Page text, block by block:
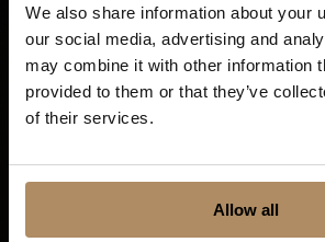
We also share information about your
our social media, advertising and
may combine it with other information
provided to them or that they’ve
of their services.
Allow all